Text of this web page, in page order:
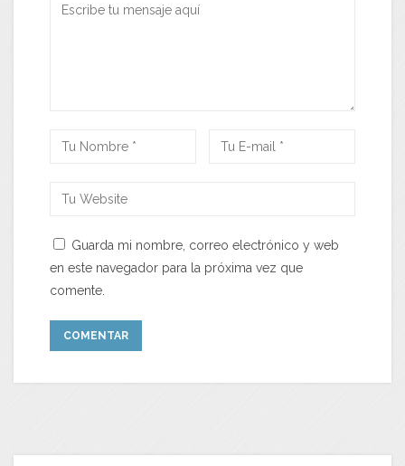
Guarda mi nombre, correo electrónico y web
en este navegador para la próxima vez que
comente.